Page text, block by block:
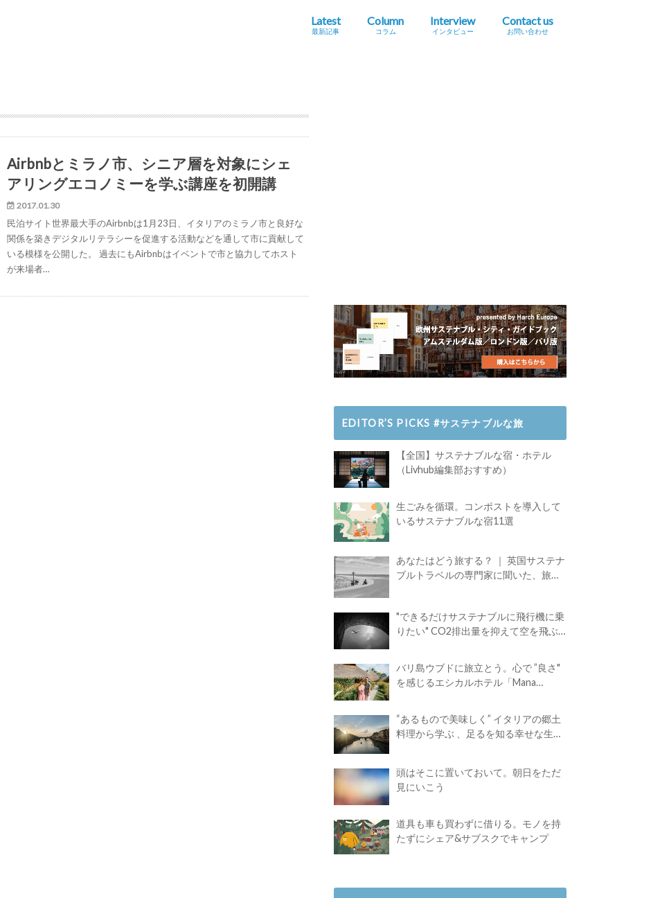
Latest
最新記事
Column
コラム
Interview
インタビュー
Contact us
お問い合わせ
Airbnbとミラノ市、シニア層を対象にシェ
アリングエコノミーを学ぶ講座を初開講
2017.01.30
民泊サイト世界最大手のAirbnbは1月23日、イタリアのミラノ市と良好な
関係を築きデジタルリテラシーを促進する活動などを通して市に貢献して
いる模様を公開した。 過去にもAirbnbはイベントで市と協力してホスト
が来場者…
EDITOR’S PICKS #サステナブルな旅
【全国】サステナブルな宿・ホテル
（Livhub編集部おすすめ）
生ごみを循環。コンポストを導入して
いるサステナブルな宿11選
あなたはどう旅する？ ｜ 英国サステナ
ブルトラベルの専門家に聞いた、旅の
"できるだけサステナブルに飛行機に乗
りたい" CO2排出量を抑えて空を飛ぶ
バリ島ウブドに旅立とう。心で ”良さ"
を感じるエシカルホテル「Mana
“あるもので美味しく” イタリアの郷土
料理から学ぶ 、足るを知る幸せな生き
頭はそこに置いておいて。朝日をただ
見にいこう
道具も車も買わずに借りる。モノを持
たずにシェア&サブスクでキャンプ